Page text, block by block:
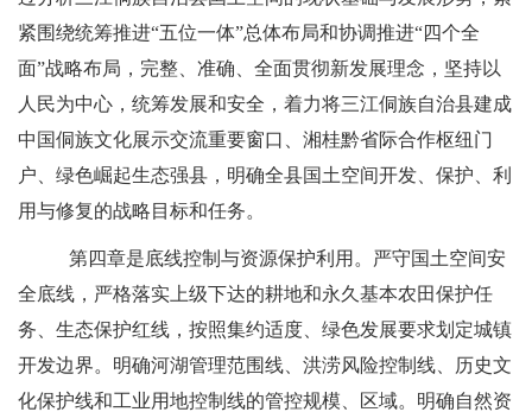
紧围绕统筹推进“五位一体”总体布局和协调推进“四个全
面”战略布局，完整、准确、全面贯彻新发展理念，坚持以
人民为中心，统筹发展和安全，着力将三江侗族自治县建成
中国侗族文化展示交流重要窗口、湘桂黔省际合作枢纽门
户、绿色崛起生态强县，明确全县国土空间开发、保护、利
用与修复的战略目标和任务。
第四章是底线控制与资源保护利用。严守国土空间安
全底线，严格落实上级下达的耕地和永久基本农田保护任
务、生态保护红线，按照集约适度、绿色发展要求划定城镇
开发边界。明确河湖管理范围线、洪涝风险控制线、历史文
化保护线和工业用地控制线的管控规模、区域。明确自然资